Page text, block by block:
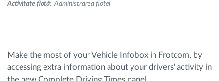
Managementul combustibilului
Activitate flotă: Administrarea flotei
Make the most of your Vehicle Infobox in Frotcom, by
accessing extra information about your drivers' activity in
the new Complete Driving Times panel.